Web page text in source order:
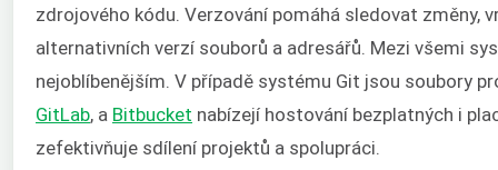
zdrojového kódu. Verzování pomáhá sledovat
alternativních verzí souborů a adresářů. Mezi všemi
nejoblíbenějším. V případě systému Git jsou soubory
GitLab, a Bitbucket nabízejí hostování bezplatných i
zefektivňuje sdílení projektů a spolupráci.